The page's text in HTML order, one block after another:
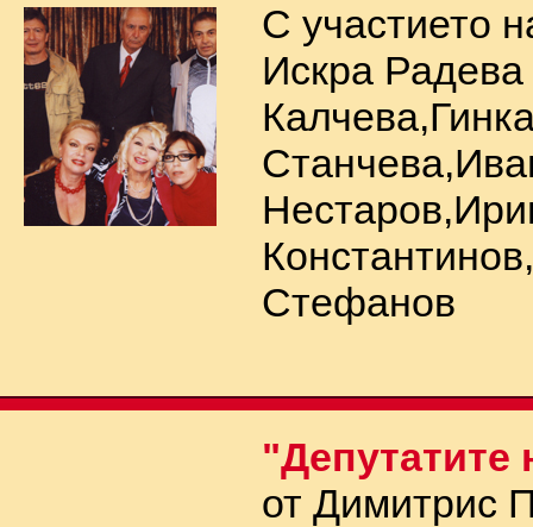
С участието
Искра
Стефанов
"Депутатите
от Димитрис